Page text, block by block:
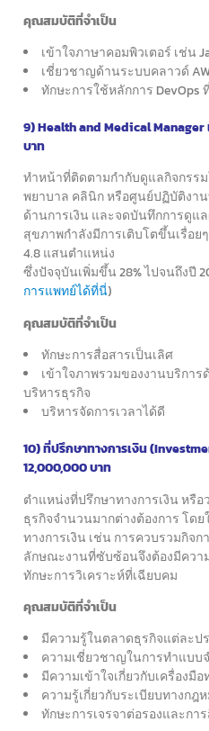
คุณสมบัติที่จำเป็น
เข้าใจภาษาคอมพิวเตอร์ เช่น
เชี่ยวชาญด้านระบบคลาวด์
ทักษะการใช้หลักการ DevOps
9) Health and Medical
บาท
ทำหน้าที่ติดตามกำกับดูแลกิจกรร
พยาบาล คลินิก หรือศูนย์ปฏิบัติงา
ด้านการเงิน และจดบันทึกการดูแ
สุขภาพกำลังมีการเติบโตขึ้นเรื่อยๆ
4.8 แสนตำแหน่ง
ซึ่งปัจจุบันเพิ่มขึ้น 28% ไปจนถึงปี
การแพทย์ได้ที่นี่)
คุณสมบัติที่จำเป็น
ทักษะการสื่อสารเป็นเลิศ
เข้าใจภาพรวมของงานบริกา
บริหารธุรกิจ
บริหารจัดการเวลาได้ดี
10) ที่ปรึกษาทางการเงิน
12,000,000 บาท
ตำแหน่งที่ปรึกษาทางการเงิน หรื
ธุรกิจจำนวนมากต่างต้องการโดย
ทางการเงิน เช่น การควบรวมกิจ
ลักษณะงานที่ซับซ้อนจึงต้องมีควา
ทักษะการวิเคราะห์ที่เฉียบคม
คุณสมบัติที่จำเป็น
มีความรู้ในตลาดธุรกิจแต่ละป
ความเชี่ยวชาญในการทำแบบ
มีความเข้าใจเกี่ยวกับเครื่องมือ
ความรู้เกี่ยวกับระเบียบทางกฎ
ทักษะการเจรจาต่อรองและกา